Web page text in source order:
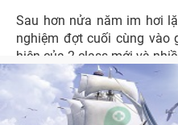
Sau hơn nửa năm im hơi
nghiệm đợt cuối cùng vào
hiện của 2 class mới và